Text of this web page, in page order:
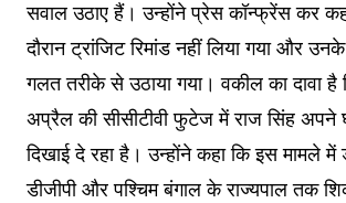
सवाल उठाए हैं। उन्होंने प्रेस कॉन्फ्रेंस कर
दौरान ट्रांजिट रिमांड नहीं लिया गया और
गलत तरीके से उठाया गया। वकील का दावा
अप्रैल की सीसीटीवी फुटेज में राज सिंह अपने
दिखाई दे रहा है। उन्होंने कहा कि इस मामले
डीजीपी और पश्चिम बंगाल के राज्यपाल तक